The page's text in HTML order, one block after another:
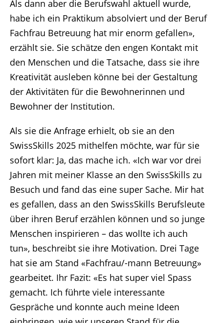
Als dann aber die Berufswahl aktuell wurde,
habe ich ein Praktikum absolviert und der Beruf
Fachfrau Betreuung hat mir enorm gefallen»,
erzählt sie. Sie schätze den engen Kontakt mit
den Menschen und die Tatsache, dass sie ihre
Kreativität ausleben könne bei der Gestaltung
der Aktivitäten für die Bewohnerinnen und
Bewohner der Institution.
Als sie die Anfrage erhielt, ob sie an den
SwissSkills 2025 mithelfen möchte, war für sie
sofort klar: Ja, das mache ich. «Ich war vor drei
Jahren mit meiner Klasse an den SwissSkills zu
Besuch und fand das eine super Sache. Mir hat
es gefallen, dass an den SwissSkills Berufsleute
über ihren Beruf erzählen können und so junge
Menschen inspirieren – das wollte ich auch
tun», beschreibt sie ihre Motivation. Drei Tage
hat sie am Stand «Fachfrau/-mann Betreuung»
gearbeitet. Ihr Fazit: «Es hat super viel Spass
gemacht. Ich führte viele interessante
Gespräche und konnte auch meine Ideen